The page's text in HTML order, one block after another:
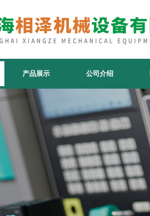
产品展示 公司介绍